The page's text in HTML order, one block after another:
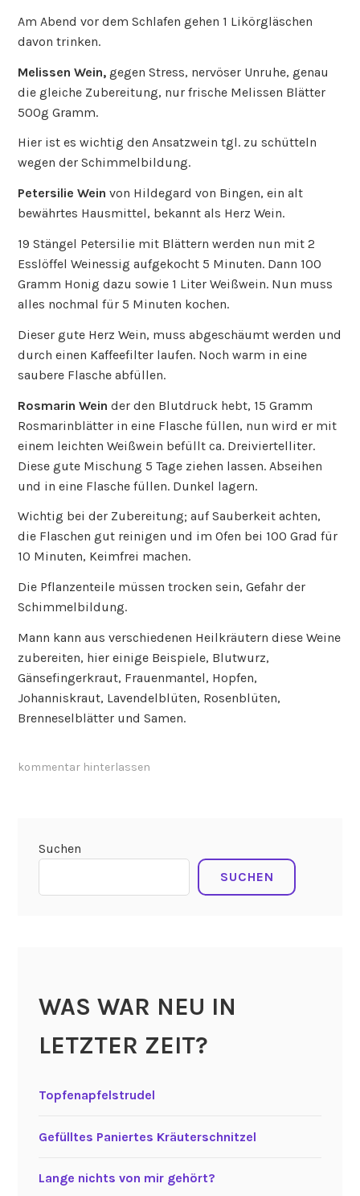
Am Abend vor dem Schlafen gehen 1 Likörgläschen
davon trinken.
Melissen Wein, gegen Stress, nervöser Unruhe, genau
die gleiche Zubereitung, nur frische Melissen Blätter
500g Gramm.
Hier ist es wichtig den Ansatzwein tgl. zu schütteln
wegen der Schimmelbildung.
Petersilie Weinvon Hildegard von Bingen, ein alt
bewährtes Hausmittel, bekannt als Herz Wein.
19 Stängel Petersilie mit Blättern werden nun mit 2
Esslöffel Weinessig aufgekocht 5 Minuten. Dann 100
Gramm Honig dazu sowie 1 Liter Weißwein. Nun muss
alles nochmal für 5 Minuten kochen.
Dieser gute Herz Wein, muss abgeschäumt werden und
durch einen Kaffeefilter laufen. Noch warm in eine
saubere Flasche abfüllen.
Rosmarin Wein der den Blutdruck hebt, 15 Gramm
Rosmarinblätter in eine Flasche füllen, nun wird er mit
einem leichten Weißwein befüllt ca. Dreiviertelliter.
Diese gute Mischung 5 Tage ziehen lassen. Abseihen
und in eine Flasche füllen. Dunkel lagern.
Wichtig bei der Zubereitung; auf Sauberkeit achten,
die Flaschen gut reinigen und im Ofen bei 100 Grad für
10 Minuten, Keimfrei machen.
Die Pflanzenteile müssen trocken sein, Gefahr der
Schimmelbildung.
Mann kann aus verschiedenen Heilkräutern diese Weine
zubereiten, hier einige Beispiele, Blutwurz,
Gänsefingerkraut, Frauenmantel, Hopfen,
Johanniskraut, Lavendelblüten, Rosenblüten,
Brenneselblätter und Samen.
kommentar hinterlassen
Suchen
SUCHEN
WAS WAR NEU IN
LETZTER ZEIT?
Topfenapfelstrudel
Gefülltes Paniertes Kräuterschnitzel
Lange nichts von mir gehört?